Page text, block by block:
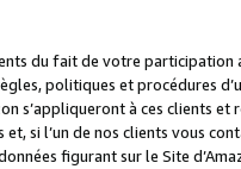
du fait de votre
politiques et procédures
s’appliqueront à ces clients
si l’un de nos clients vous
figurant sur le Site